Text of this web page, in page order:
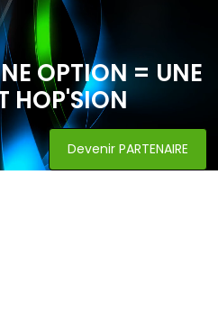
OPTION = UNE
HOP'SION
Devenir PARTENAIRE